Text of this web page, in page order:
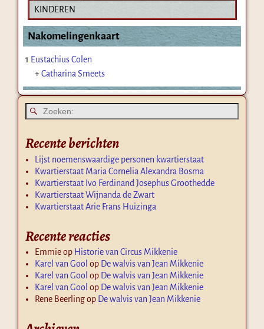
KINDEREN
Nakomelingenkaart
1 Eustachius Colen
+Catharina Smeets
Recente berichten
Lijst noemenswaardige personen kwartierstaat
Kwartierstaat Maria Cornelia Alexandra Bosma
Kwartierstaat Ivo Ferdinand Josephus Groothedde
Kwartierstaat Wijnanda de Zwart
Kwartierstaat Arie Frans Huizinga
Recente reacties
Emmieop Historie van Circus Mikkenie
Karel van Gool op De walvis van Jean Mikkenie
Karel van Gool op De walvis van Jean Mikkenie
Karel van Gool op De walvis van Jean Mikkenie
Rene Beerlingop De walvis van Jean Mikkenie